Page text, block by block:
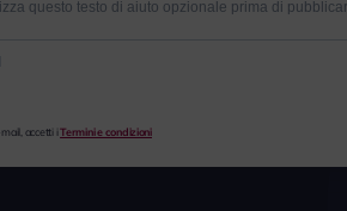
accetti iTermini e condizioni